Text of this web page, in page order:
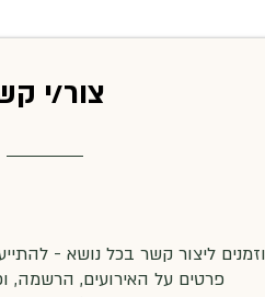
צור/י
ליצור קשר בכל נושא -
פרטים על האירועים, הרשמה,